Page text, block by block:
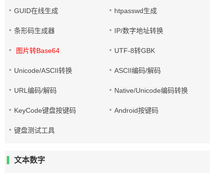
GUID在线生成 htpasswd生成
条形码生成器 IP/数字地址转换
图片转Base64 UTF-8转GBK
Unicode/ASCII转换 ASCII编码/解码
URL编码/解码 Native/Unicode编码转换
KeyCode键盘按键码 Android按键码
键盘测试工具
文本数字